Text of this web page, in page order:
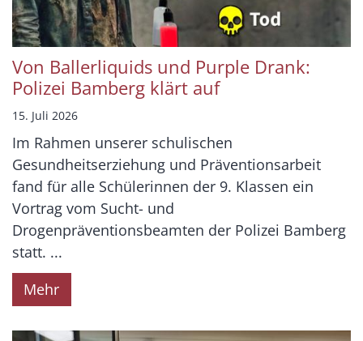
Von Ballerliquids und Purple Drank:
Polizei Bamberg klärt auf
15. Juli 2026
Im Rahmen unserer schulischen
Gesundheitserziehung und Präventionsarbeit
fand für alle Schülerinnen der 9. Klassen ein
Vortrag vom Sucht- und
Drogenpräventionsbeamten der Polizei Bamberg
statt. ...
Mehr